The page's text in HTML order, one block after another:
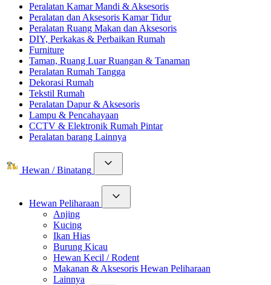
Peralatan Kamar Mandi & Aksesoris
Peralatan dan Aksesoris Kamar Tidur
Peralatan Ruang Makan dan Aksesoris
DIY, Perkakas & Perbaikan Rumah
Furniture
Taman, Ruang Luar Ruangan & Tanaman
Peralatan Rumah Tangga
Dekorasi Rumah
Tekstil Rumah
Peralatan Dapur & Aksesoris
Lampu & Pencahayaan
CCTV & Elektronik Rumah Pintar
Peralatan barang Lainnya
Hewan / Binatang
Hewan Peliharaan
Anjing
Kucing
Ikan Hias
Burung Kicau
Hewan Kecil / Rodent
Makanan & Aksesoris Hewan Peliharaan
Lainnya